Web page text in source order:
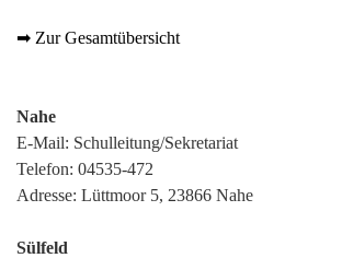
➡ Zur Gesamtübersicht
Nahe
E-Mail: Schulleitung/Sekretariat
Telefon: 04535-472
Adresse: Lüttmoor 5, 23866 Nahe
Sülfeld